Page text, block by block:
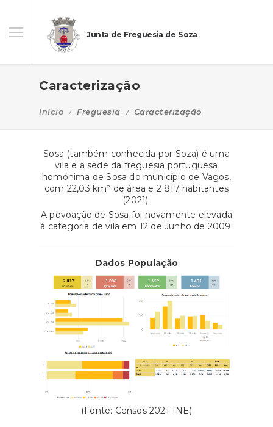
Junta de Freguesia de Soza
Caracterização
Início Freguesia Caracterização
Sosa (também conhecida por Soza) é uma
vila e a sede da freguesia portuguesa
homónima de Sosa do município de Vagos,
com 22,03 km² de área e 2 817 habitantes
(2021).
A povoação de Sosa foi novamente elevada
à categoria de vila em 12 de Junho de 2009.
Dados População
(Fonte: Censos 2021-INE)